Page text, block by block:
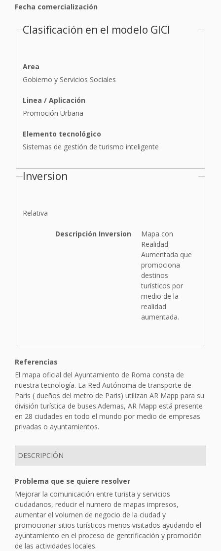
Fecha comercialización
Clasificación en el modelo GICI
Area
Gobierno y Servicios Sociales
Linea / Aplicación
Promoción Urbana
Elemento tecnológico
Sistemas de gestión de turismo inteligente
Inversion
IRelativa
Descripción Inversion
Mapa con
Realidad
Aumentada que
promociona
destinos
turísticos por
medio de la
realidad
aumentada.
Referencias
El mapa oficial del Ayuntamiento de Roma consta de
nuestra tecnología. La Red Autónoma de transporte de
Paris ( dueños del metro de Paris) utilizan AR Mapp para su
división turística de buses.Ademas, AR Mapp está presente
en 28 ciudades en todo el mundo por medio de empresas
privadas o ayuntamientos.
DESCRIPCIÓN
Problema que se quiere resolver
Mejorar la comunicación entre turista y servicios
ciudadanos, reducir el numero de mapas impresos,
aumentar el volumen de negocio de la ciudad y
promocionar sitios turísticos menos visitados ayudando el
ayuntamiento en el proceso de gentrificación y promoción
de las actividades locales.